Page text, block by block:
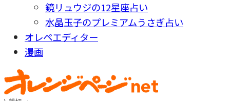
鏡リュウジの12星座占い
水晶玉子のプレミアムうさぎ占い
オレペエディター
漫画